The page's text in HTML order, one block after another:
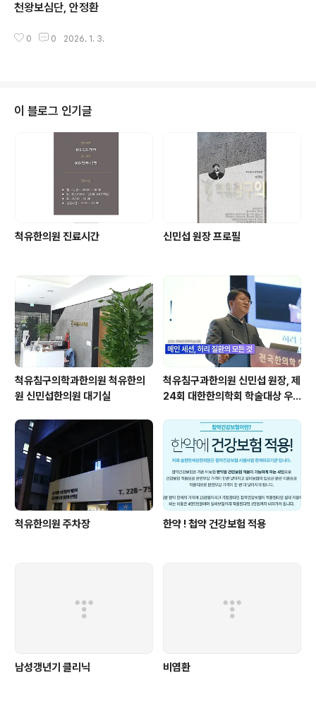
천왕보심단, 안정환
0 0 2026. 1. 3.
이 블로그 인기글
척유한의원 진료시간 신민섭 원장 프로필
척유침구의학과한의원 척유한의
원 신민섭한의원 대기실
척유침구과한의원 신민섭 원장, 제
24회 대한한의학회 학술대상 우
척유한의원 주차장 한약 ! 첩약 건강보험 적용
남성갱년기 클리닉 비염환